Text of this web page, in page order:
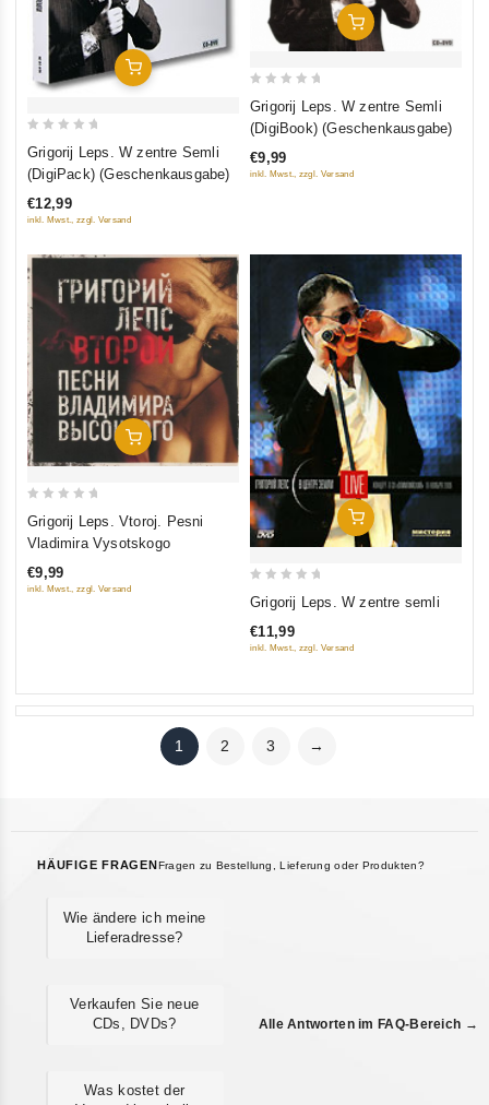
In Den Warenkorb
out
5
Grigorij Leps. W zentre Semli
(DigiPack) (Geschenkausgabe)
€12,99
inkl. Mwst., zzgl. Versand
In Den Warenkorb
out
5
Grigorij Leps. W zentre Semli
(DigiBook) (Geschenkausgabe)
€9,99
inkl. Mwst., zzgl. Versand
In Den Warenkorb
out
5
Grigorij Leps. Vtoroj. Pesni
Vladimira Vysotskogo
€9,99
inkl. Mwst., zzgl. Versand
In Den Warenkorb
out
of
Grigorij Leps. W zentre semli
€11,99
inkl. Mwst., zzgl. Versand
1 2 3 →
HÄUFIGE FRAGEN Fragen zu Bestellung, Lieferung oder Produkten?
Wie ändere ich meine
Lieferadresse?
Verkaufen Sie neue
CDs, DVDs?
Was kostet der
Alle Antworten im FAQ-Bereich →